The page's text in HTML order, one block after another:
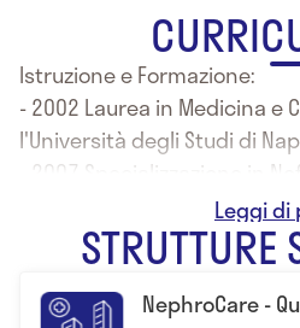
Istruzione e Formazione:
- 2002 Laurea in Medicina e
l'Università degli Studi di
- 2007 Specializzazione in
l'Università degli Studi di
STRUTTURE
NephroCare -